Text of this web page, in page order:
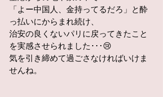
「よー中国人、金持ってるだろ」と酔
っ払いにからまれ続け、
治安の良くないパリに戻ってきたこと
を実感させられました･･･😢
気を引き締めて過ごさなければいけま
せんね。